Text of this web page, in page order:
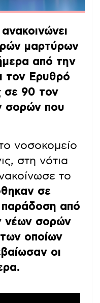
μαρτύρων
από την
τον Ερυθρό
σε 90 τον
σορών που
νοσοκομείο
στη νότια
το
σε
παράδοση από
νέων σορών
οποίων
οι